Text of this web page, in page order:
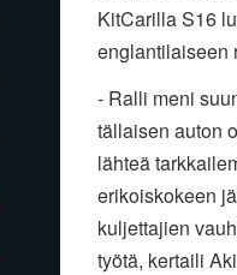
KitCarilla S16
englantilaiseen
- Ralli meni
tällaisen auton
lähteä
erikoiskokeen
kuljettajien
työtä, kertaili